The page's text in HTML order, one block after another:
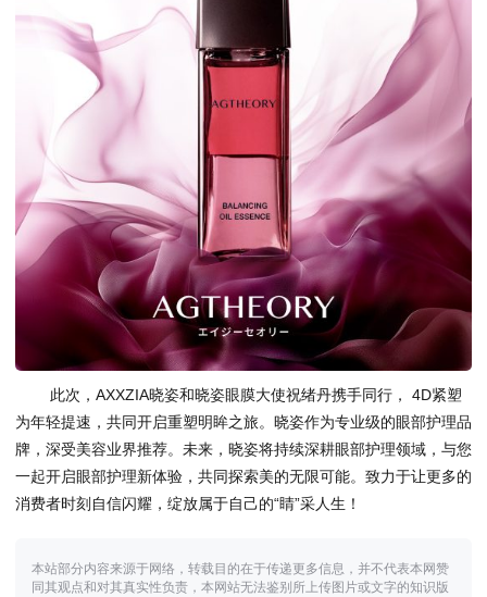
此次，AXXZIA晓姿和晓姿眼膜大使祝绪丹携手同行， 4D紧塑
为年轻提速，共同开启重塑明眸之旅。晓姿作为专业级的眼部护理品
牌，深受美容业界推荐。未来，晓姿将持续深耕眼部护理领域，与您
一起开启眼部护理新体验，共同探索美的无限可能。致力于让更多的
消费者时刻自信闪耀，绽放属于自己的“睛”采人生！
本站部分内容来源于网络，转载目的在于传递更多信息，并不代表本网赞
同其观点和对其真实性负责，本网站无法鉴别所上传图片或文字的知识版